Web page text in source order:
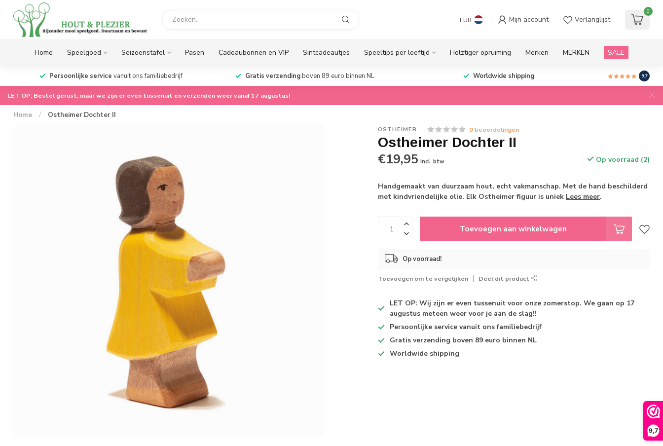
9,7
EUR Mijn account Verlanglijst
0
Home Speelgoed Seizoenstafel Pasen Cadeaubonnen en VIP Sintcadeautjes Speeltips per leeftijd Holztiger opruiming Merken MERKEN SALE
Persoonlijke service vanuit ons familiebedrijf Gratis verzendingboven 89 euro binnen NL Worldwide shipping 9.7
LET OP: Bestel gerust, maar we zijn er even tussenuit en verzenden weer vanaf 17 augustus!
Home / Ostheimer Dochter II
OSTHEIMER 0 beoordelingen
Ostheimer Dochter II
€19,95 Incl. btw Op voorraad (2)
Handgemaakt van duurzaam hout, echt vakmanschap. Met de hand beschilderd
met kindvriendelijke olie. Elk Ostheimer figuur is uniek Lees meer.
Toevoegen aan winkelwagen
Op voorraad!
Toevoegen om te vergelijken Deel dit product
LET OP: Wij zijn er even tussenuit voor onze zomerstop. We gaan op 17
augustus meteen weer voor je aan de slag!!
Persoonlijke service vanuit ons familiebedrijf
Gratis verzending boven 89 euro binnen NL
Worldwide shipping